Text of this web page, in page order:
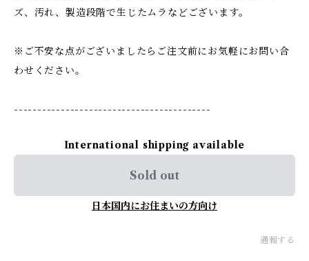
ズ、汚れ、製造段階で生じたムラなどございます。
※ご不安な点がございましたらご注文前にお気軽にお問い合
わせください。
------------------------------------------
International shipping available
Sold out
日本国内にお住まいの方向け
通報する